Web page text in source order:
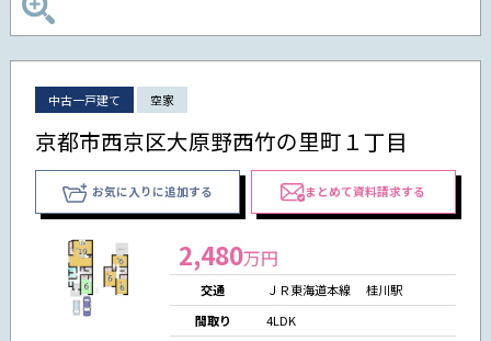
中古一戸建て 空家
京都市西京区大原野西竹の里町１丁目
お気に入りに追加する まとめて資料請求する
2,480万円
交通
ＪＲ東海道本線 桂川駅
間取り
4LDK